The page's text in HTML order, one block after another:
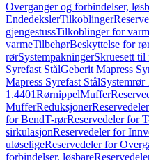
Overganger og forbindelser,
EndedekslerTilkoblinger
gjengestussTilkoblinger for
varmeTilbehørBeskyttelse for
rørSystempakningerSkruesett til
Syrefast StålGeberit Mapress
Mapress Syrefast StålSystemrør
1.4401RørnippelMuffer
MufferReduksjoner
for BendT-rørReservedeler for
sirkulasjonReservedeler for
uløseligeReservedeler for
forbindelser, løsbare